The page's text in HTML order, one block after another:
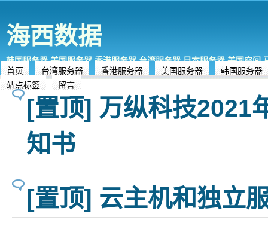
海西数据
韩国服务器,美国服务器,香港服务器,台湾服务器,日本服务器,美国空间
首页
台湾服务器 香港服务器 美国服务器
韩国服务器
站点标签
留言
[置顶] 万纵科技2021
知书
[置顶] 云主机和独立